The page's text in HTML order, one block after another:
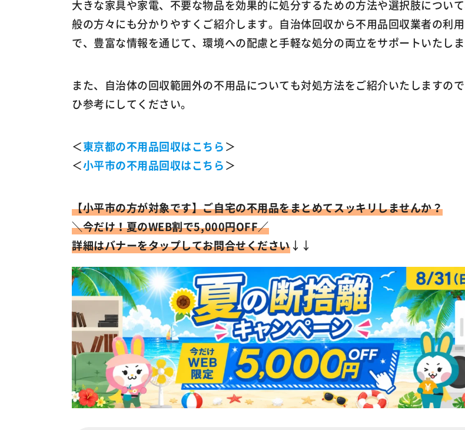
大きな家具や家電、不要な物品を効果的に処分するための方法や選択肢につい
般の方々にも分かりやすくご紹介します。自治体回収から不用品回収業者の利
で、豊富な情報を通じて、環境への配慮と手軽な処分の両立をサポートいたしま
また、自治体の回収範囲外の不用品についても対処方法をご紹介いたしますの
ひ参考にしてください。
＜東京都の不用品回収はこちら＞
＜小平市の不用品回収はこちら＞
【小平市の方が対象です】ご自宅の不用品をまとめてスッキリしませんか？
＼今だけ！夏のWEB割で5,000円OFF／
詳細はバナーをタップしてお問合せください↓↓